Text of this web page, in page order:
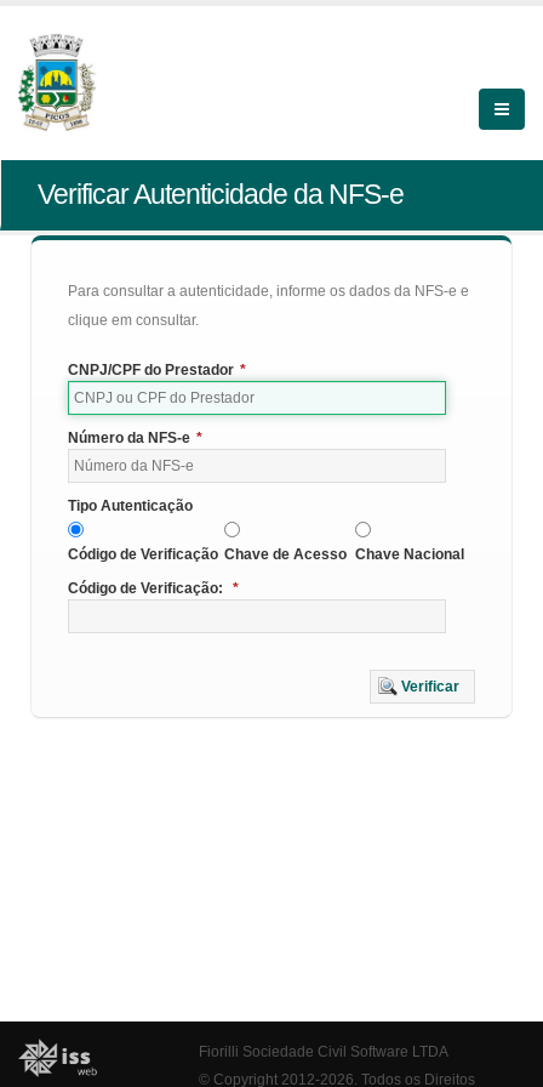
Verificar Autenticidade da NFS-e
Para consultar a autenticidade, informe os dados da NFS-e e
clique em consultar.
CNPJ/CPF do Prestador *
Número da NFS-e *
Tipo Autenticação
Código de Verificação Chave de Acesso Chave Nacional
Código de Verificação:
*
Verificar
Fiorilli Sociedade Civil Software LTDA
© Copyright 2012-2026. Todos os Direitos